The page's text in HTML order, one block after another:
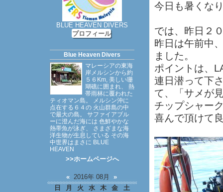
今日も暑くな
では、昨日２
昨日は午前中
ました。
ポイントは、
連日潜って下
て、「サメが
チップシャー
喜んで頂けて
BLUE HEAVEN DIVERS
プロフィール
Blue Heaven Divers
マレーシアの東海
岸メルシンから約
５６Km, 美しい珊
瑚礁に囲まれ、 熱
帯雨林に覆われた
ティオマン島。 メルシン沖に
点在する６４の 火山群島の中
で最大の島。 サファイアブル
ーに澄んだ海には 色鮮やかな
熱帯魚が泳ぎ、 さまざまな海
洋生物が生息している その海
中世界はまさに BLUE
HEAVEN
>>ホームページへ
« 2016年 08月 »
日
月 火 水 木 金
土